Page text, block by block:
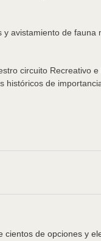
avistamiento de fauna
circuito Recreativo e
históricos de
cientos de opciones y